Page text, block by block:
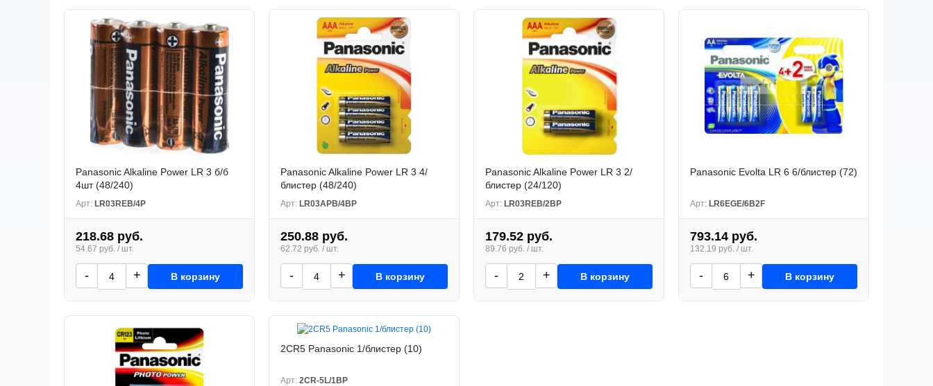
Panasonic Alkaline Power LR 3 б/б
4шт (48/240)
Арт: LR03REB/4P
218.68 руб.
54.67 руб. / шт.
- + В корзину
Panasonic Alkaline Power LR 3 4/
блистер (48/240)
Арт: LR03APB/4BP
250.88 руб.
62.72 руб. / шт.
- + В корзину
Panasonic Alkaline Power LR 3 2/
блистер (24/120)
Арт: LR03REB/2BP
179.52 руб.
89.76 руб. / шт.
- + В корзину
Panasonic Evolta LR 6 6/блистер (72)
Арт: LR6EGE/6B2F
793.14 руб.
132.19 руб. / шт.
- + В корзину
2CR5 Pаnasonic 1/блистер (10)
Арт: 2CR-5L/1BP